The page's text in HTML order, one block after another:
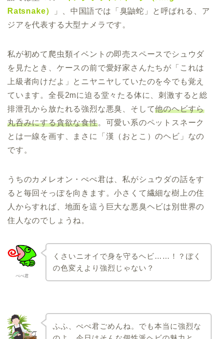
Ratsnake）
」、中国語では「臭鼬蛇」と呼ばれる、ア
ジアを代表する大型ナメラです。
私が初めて爬虫類イベントの即売スペースでシュウダ
を見たとき、ケースの前で愛好家さんたちが「これは
上級者向けだよ」とニヤニヤしていたのを今でも覚え
ています。全長2mに迫る堂々たる体に、刺激すると総
排泄孔から放たれる強烈な悪臭、そして他のヘビすら
丸呑みにする貪欲な食性。可愛い系のペットスネーク
とは一線を画す、まさに「漢（おとこ）のヘビ」なの
です。
うちのカメレオン・ぺぺ君は、私がシュウダの話をす
ると毎回そっぽを向きます。小さくて繊細な樹上の住
人からすれば、地面を這う巨大な悪臭ヘビは別世界の
住人なのでしょうね。
ぺぺ君
くさいニオイで身を守るヘビ……！？ぼく
の色変えより強烈じゃない？
ふふ、ぺぺ君ごめんね。でも本当に強烈な